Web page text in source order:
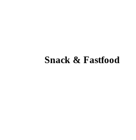
Snack & Fastfood